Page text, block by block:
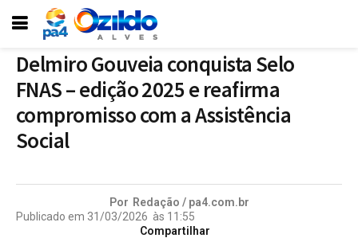
Delmiro Gouveia conquista Selo
FNAS – edição 2025 e reafirma
compromisso com a Assistência
Social
Por Redação / pa4.com.br
Publicado em 31/03/2026 às 11:55
Compartilhar